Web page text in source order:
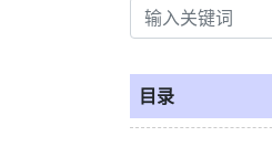
目录